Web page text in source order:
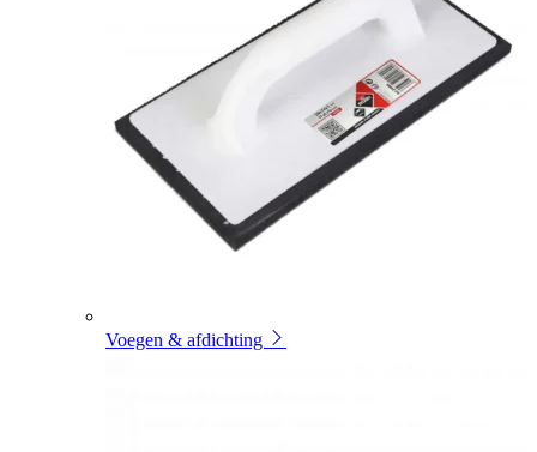
Voegen & afdichting